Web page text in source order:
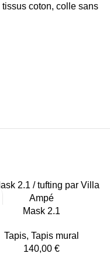
coton, colle sans
Mask 2.1
Tapis, Tapis mural
140,00 €